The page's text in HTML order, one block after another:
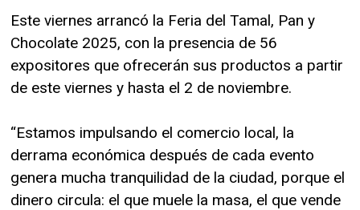
Este viernes arrancó la Feria del Tamal, Pan y
Chocolate 2025, con la presencia de 56
expositores que ofrecerán sus productos a partir
de este viernes y hasta el 2 de noviembre.
“Estamos impulsando el comercio local, la
derrama económica después de cada evento
genera mucha tranquilidad de la ciudad, porque el
dinero circula: el que muele la masa, el que vende